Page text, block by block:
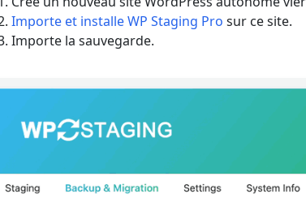
Importe et installe WP Staging Pro sur ce site.
Importe la sauvegarde.